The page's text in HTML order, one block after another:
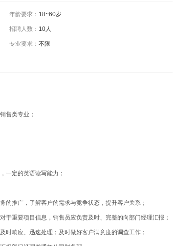
年龄要求： 18~60岁
招聘人数： 10人
专业要求： 不限
售类专业；
一定的英语读写能力；
的推广，了解客户的需求与竞争状态，提升客户关系；
于重要项目信息，销售员应负责及时、完整的向部门经理汇报；
时响应、迅速处理；及时做好客户满意度的调查工作；